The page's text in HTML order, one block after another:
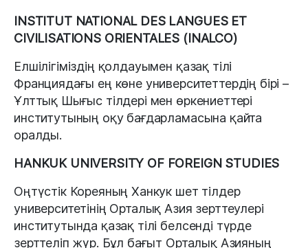
INSTITUT NATIONAL DES LANGUES ET
CIVILISATIONS ORIENTALES (INALCO)
Елшілігіміздің қолдауымен қазақ тілі
Франциядағы ең көне университеттердің бірі –
Ұлттық Шығыс тілдері мен өркениеттері
институтының оқу бағдарламасына қайта
оралды.
HANKUK UNIVERSITY OF FOREIGN STUDIES
Оңтүстік Кореяның Ханкук шет тілдер
университетінің Орталық Азия зерттеулері
институтында қазақ тілі белсенді түрде
зерттеліп жүр. Бұл бағыт Орталық Азияның